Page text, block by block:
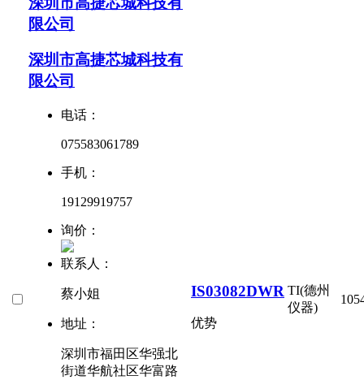
限公司
深圳市高捷芯城科技有
限公司
电话：
075583061789
手机：
19129919757
询价：
联系人：
蔡小姐
地址：
深圳市福田区华强北
街道华航社区华富路
IS03082DWR
优势
TI(德州
仪器)